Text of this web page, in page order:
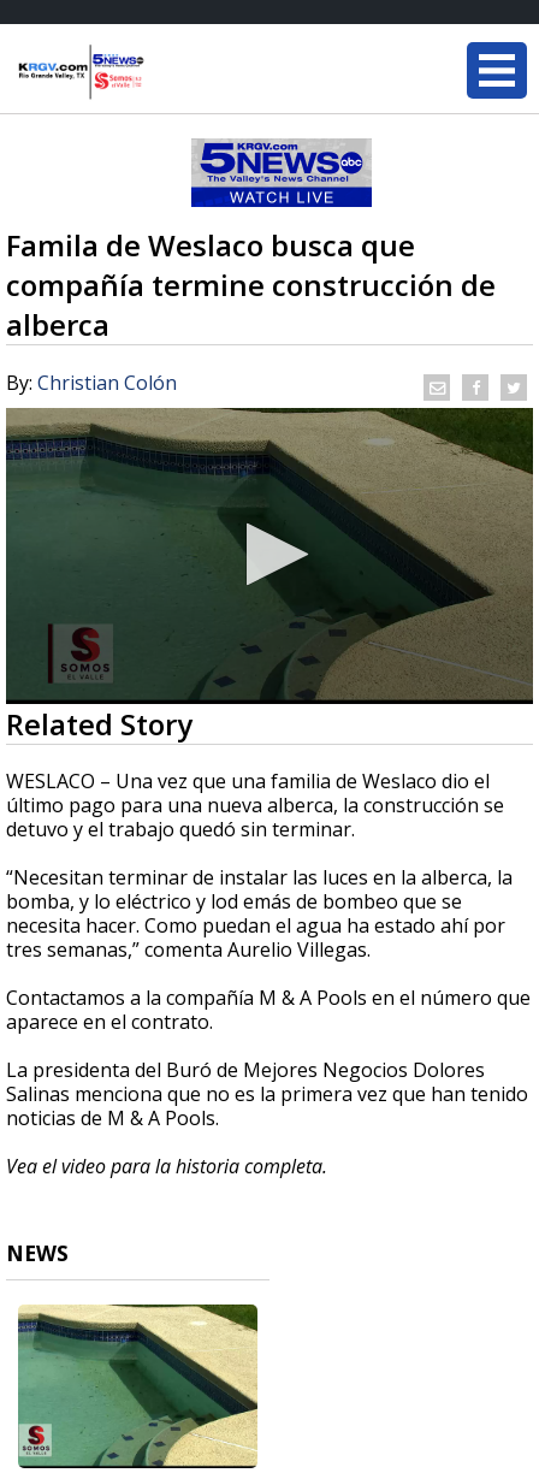
Famila de Weslaco busca que
compañía termine construcción de
alberca
By: Christian Colón
0
seconds
of
2
minutes,
47
seconds
Related Story
WESLACO – Una vez que una familia de Weslaco dio el
último pago para una nueva alberca, la construcción se
detuvo y el trabajo quedó sin terminar.
“Necesitan terminar de instalar las luces en la alberca, la
bomba, y lo eléctrico y lod emás de bombeo que se
necesita hacer. Como puedan el agua ha estado ahí por
tres semanas,” comenta Aurelio Villegas.
Contactamos a la compañía M & A Pools en el número que
aparece en el contrato.
La presidenta del Buró de Mejores Negocios Dolores
Salinas menciona que no es la primera vez que han tenido
noticias de M & A Pools.
Vea el video para la historia completa.
NEWS